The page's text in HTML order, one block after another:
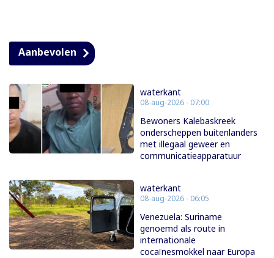
Aanbevolen
waterkant
08-aug-2026 - 07:00
Bewoners Kalebaskreek
onderscheppen buitenlanders
met illegaal geweer en
communicatieapparatuur
waterkant
08-aug-2026 - 06:05
Venezuela: Suriname
genoemd als route in
internationale
cocaïnesmokkel naar Europa